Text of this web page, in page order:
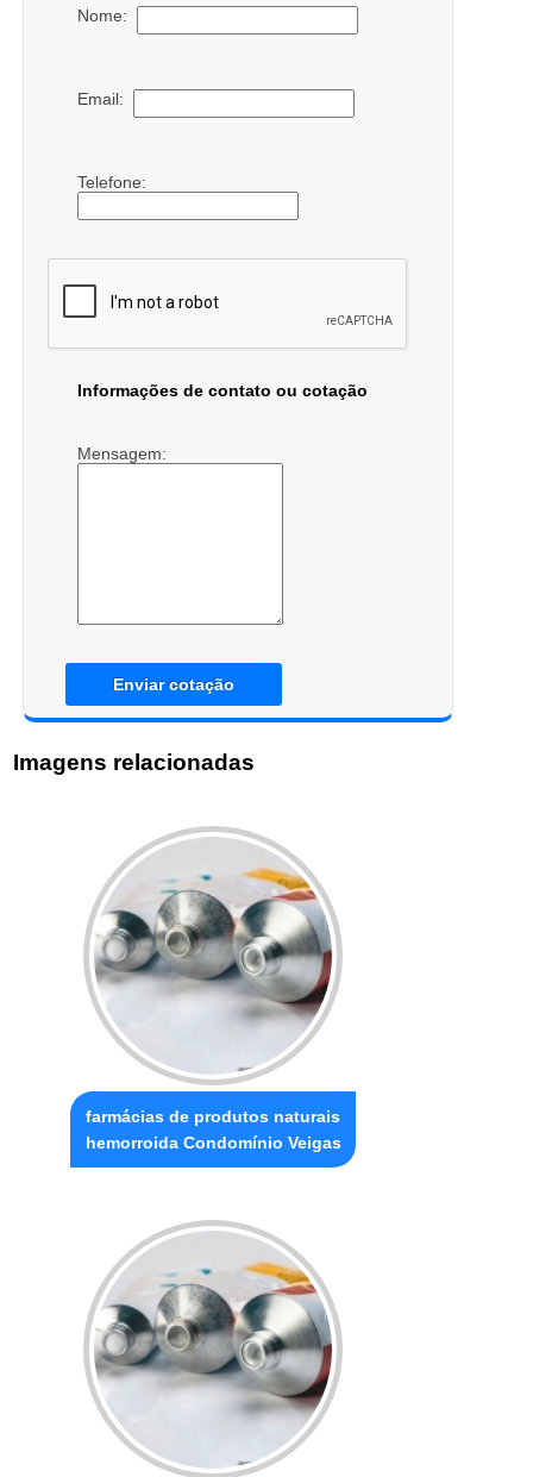
Nome:
Email:
Telefone:
Informações de contato ou cotação
Mensagem:
Enviar cotação
Imagens relacionadas
farmácias de produtos naturais
hemorroida Condomínio Veigas